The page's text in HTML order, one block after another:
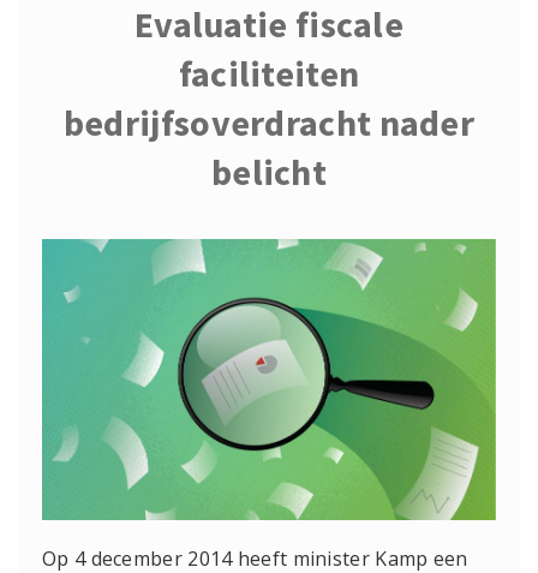
Evaluatie fiscale
faciliteiten
bedrijfsoverdracht nader
belicht
Op 4 december 2014 heeft minister Kamp een